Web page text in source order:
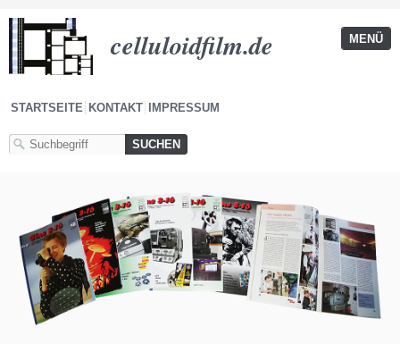
MENÜ
celluloidfilm.de
STARTSEITE KONTAKT IMPRESSUM